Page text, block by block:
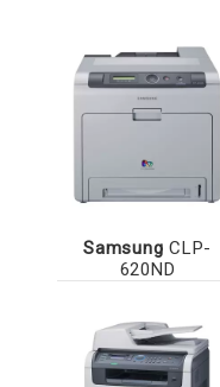
Samsung CLP-
620ND